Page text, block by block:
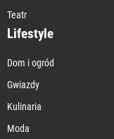
Teatr
Lifestyle
Dom i ogród
Gwiazdy
Kulinaria
Moda